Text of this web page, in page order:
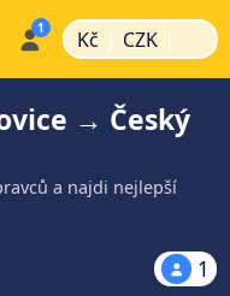
Kč | CZK |
→ Český
a najdi nejlepší
1